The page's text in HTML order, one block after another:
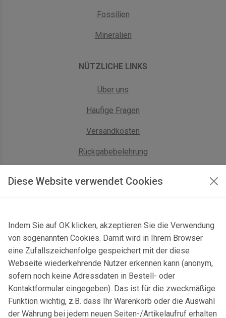
Diese Website verwendet Cookies
Indem Sie auf OK klicken, akzeptieren Sie die Verwendung
von sogenannten Cookies. Damit wird in Ihrem Browser
eine Zufallszeichenfolge gespeichert mit der diese
Webseite wiederkehrende Nutzer erkennen kann (anonym,
sofern noch keine Adressdaten in Bestell- oder
Kontaktformular eingegeben). Das ist für die zweckmäßige
Funktion wichtig, z.B. dass Ihr Warenkorb oder die Auswahl
der Währung bei jedem neuen Seiten-/Artikelaufruf erhalten
Fossilien
Mineralien
NÜTZLICHE LINKS
Über uns
Häufige Fragen
Versandkosten
Rückgabebelehrung
Kontaktformular & Anfahrt
Gersbach 10, 74589 Satteldorf, Deutschland
mail@topgeo.com
+49 7950 1345